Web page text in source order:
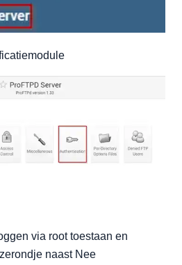
via root toestaan en
naast Nee